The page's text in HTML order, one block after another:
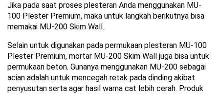
Jika pada saat proses plesteran Anda menggunakan MU-
100 Plester Premium, maka untuk langkah berikutnya bisa
memakai MU-200 Skim Wall.
Selain untuk digunakan pada permukaan plesteran MU-100
Plester Premium, mortar MU-200 Skim Wall juga bisa untuk
permukaan beton. Gunanya menggunakan MU-200 sebagai
acian adalah untuk mencegah retak pada dinding akibat
penyusutan serta agar hasil warna cat lebih cerah. Produk